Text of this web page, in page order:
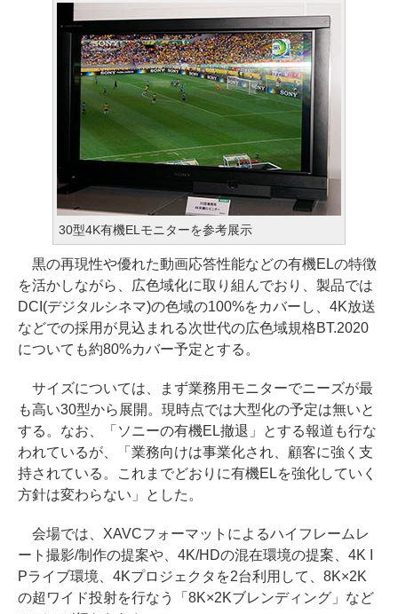
30型4K有機ELモニターを参考展示
黒の再現性や優れた動画応答性能などの有機ELの特徴
を活かしながら、広色域化に取り組んでおり、製品では
DCI(デジタルシネマ)の色域の100%をカバーし、4K放送
などでの採用が見込まれる次世代の広色域規格BT.2020
についても約80%カバー予定とする。
サイズについては、まず業務用モニターでニーズが最
も高い30型から展開。現時点では大型化の予定は無いと
する。なお、「ソニーの有機EL撤退」とする報道も行な
われているが、「業務向けは事業化され、顧客に強く支
持されている。これまでどおりに有機ELを強化していく
方針は変わらない」とした。
会場では、XAVCフォーマットによるハイフレームレ
ート撮影/制作の提案や、4K/HDの混在環境の提案、4K I
Pライブ環境、4Kプロジェクタを2台利用して、8K×2K
の超ワイド投射を行なう「8K×2Kブレンディング」など